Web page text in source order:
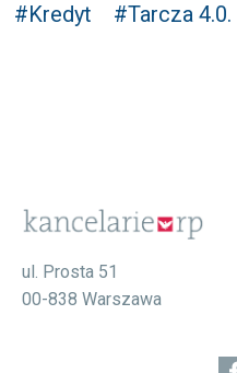
#Kredyt #Tarcza 4.0.
ul. Prosta 51
00-838 Warszawa